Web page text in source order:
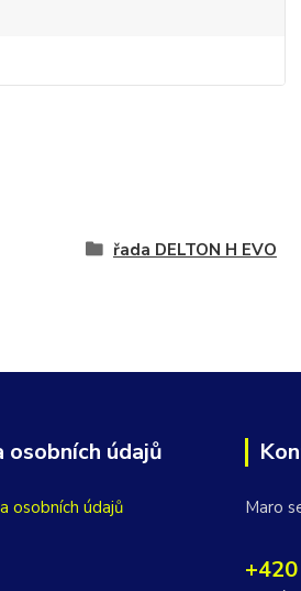
řada DELTON H EVO
osobních údajů
osobních údajů Maro